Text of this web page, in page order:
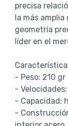
precisa
la más
geometría
líder en el
- Peso: 210 gr
-
- Capacidad:
-